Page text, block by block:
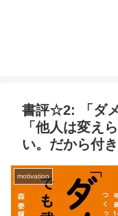
書評☆2: 「ダ
「他人は変え
い。だから付
motivation